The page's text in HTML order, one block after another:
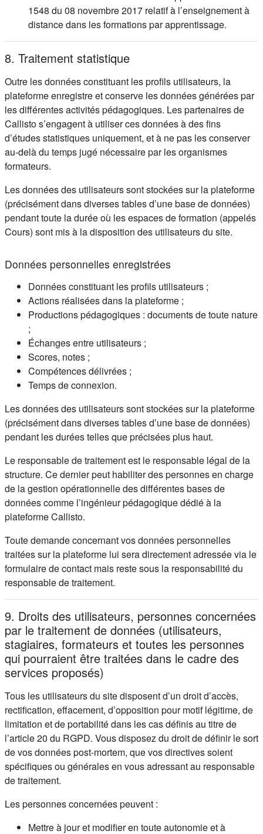
1548 du 08 novembre 2017 relatif à l’enseignement à
distance dans les formations par apprentissage.
8. Traitement statistique
Outre les données constituant les profils utilisateurs, la
plateforme enregistre et conserve les données générées par
les différentes activités pédagogiques. Les partenaires de
Callisto s’engagent à utiliser ces données à des fins
d’études statistiques uniquement, et à ne pas les conserver
au-delà du temps jugé nécessaire par les organismes
formateurs.
Les données des utilisateurs sont stockées sur la plateforme
(précisément dans diverses tables d’une base de données)
pendant toute la durée où les espaces de formation (appelés
Cours) sont mis à la disposition des utilisateurs du site.
Données personnelles enregistrées
Données constituant les profils utilisateurs ;
Actions réalisées dans la plateforme ;
Productions pédagogiques : documents de toute nature
;
Échanges entre utilisateurs ;
Scores, notes ;
Compétences délivrées ;
Temps de connexion.
Les données des utilisateurs sont stockées sur la plateforme
(précisément dans diverses tables d’une base de données)
pendant les durées telles que précisées plus haut.
Le responsable de traitement est le responsable légal de la
structure. Ce dernier peut habiliter des personnes en charge
de la gestion opérationnelle des différentes bases de
données comme l’ingénieur pédagogique dédié à la
plateforme Callisto.
Toute demande concernant vos données personnelles
traitées sur la plateforme lui sera directement adressée via le
formulaire de contact mais reste sous la responsabilité du
responsable de traitement.
9. Droits des utilisateurs, personnes concernées
par le traitement de données (utilisateurs,
stagiaires, formateurs et toutes les personnes
qui pourraient être traitées dans le cadre des
services proposés)
Tous les utilisateurs du site disposent d’un droit d’accès,
rectification, effacement, d’opposition pour motif légitime, de
limitation et de portabilité dans les cas définis au titre de
l’article 20 du RGPD. Vous disposez du droit de définir le sort
de vos données post-mortem, que vos directives soient
spécifiques ou générales en vous adressant au responsable
de traitement.
Les personnes concernées peuvent :
Mettre à jour et modifier en toute autonomie et à